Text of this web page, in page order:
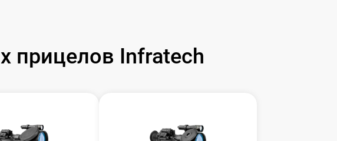
прицелов Infratech